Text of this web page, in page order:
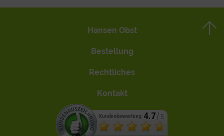
Hansen Obst
Bestellung
Rechtliches
Kontakt